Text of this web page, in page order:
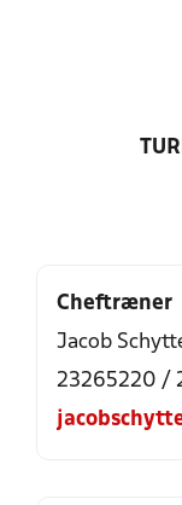
Cheftræner
Jacob
23265220 /